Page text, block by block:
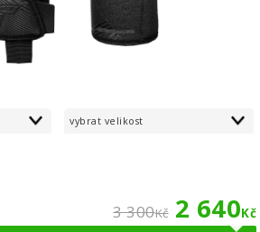
vybrat velikost
3 300Kč 2 640Kč